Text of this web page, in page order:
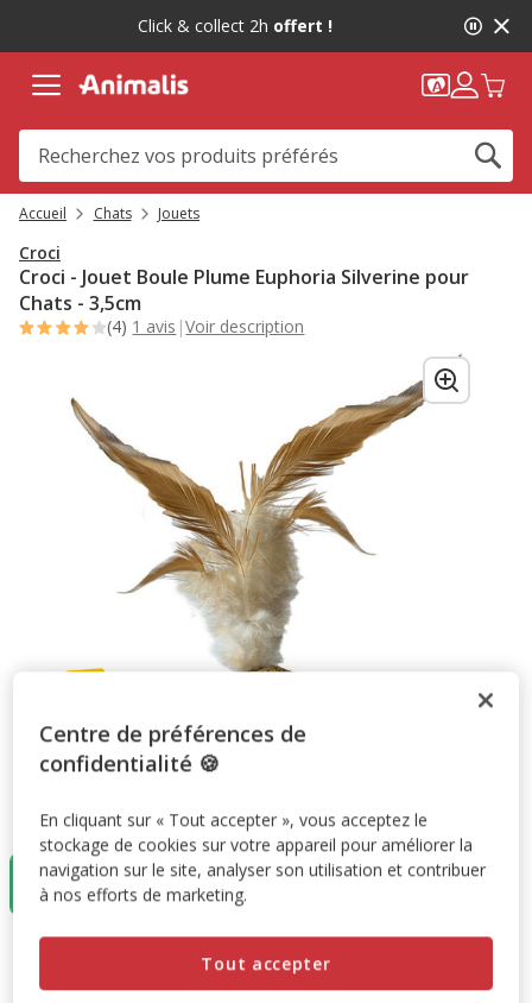
message,
Click & collect 2h offert !
Accueil Chats Jouets
Croci
Croci - Jouet Boule Plume Euphoria Silverine pour
Chats - 3,5cm
(4) 1 avis |Voir description
Taille:3,5cm
3,5cm
3.35€
Centre de préférences de
confidentialité 🍪
En cliquant sur « Tout accepter », vous acceptez le
stockage de cookies sur votre appareil pour améliorer la
navigation sur le site, analyser son utilisation et contribuer
à nos efforts de marketing.
Tout accepter